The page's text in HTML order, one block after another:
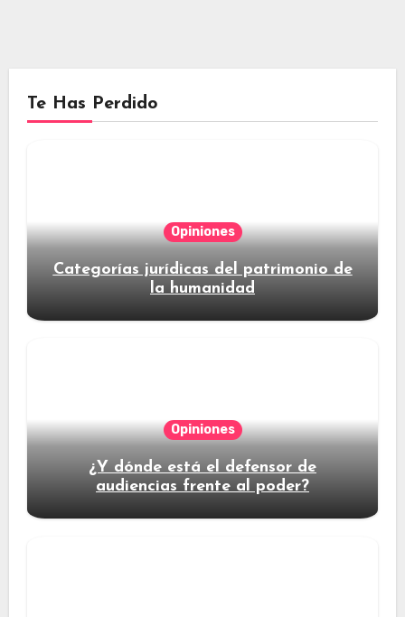
Te Has Perdido
Opiniones
Categorías jurídicas del patrimonio de
la humanidad
Opiniones
¿Y dónde está el defensor de
audiencias frente al poder?